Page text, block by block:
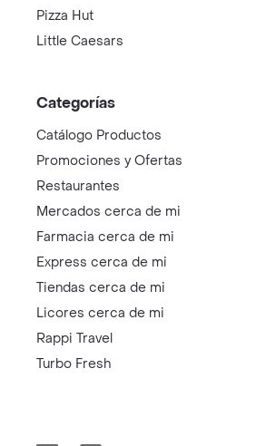
Pizza Hut
Little Caesars
Categorías
Catálogo Productos
Promociones y Ofertas
Restaurantes
Mercados cerca de mi
Farmacia cerca de mi
Express cerca de mi
Tiendas cerca de mi
Licores cerca de mi
Rappi Travel
Turbo Fresh